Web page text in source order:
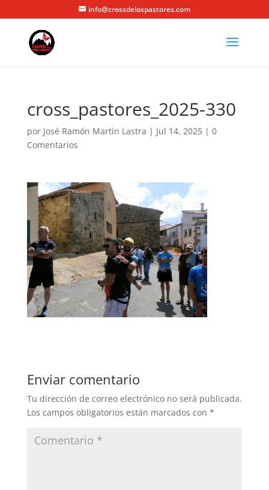
info@crossdelospastores.com
cross_pastores_2025-330
por José Ramón Martín Lastra | Jul 14, 2025| 0
Comentarios
Enviar comentario
Tu dirección de correo electrónico no será publicada.
Los campos obligatorios están marcados con *